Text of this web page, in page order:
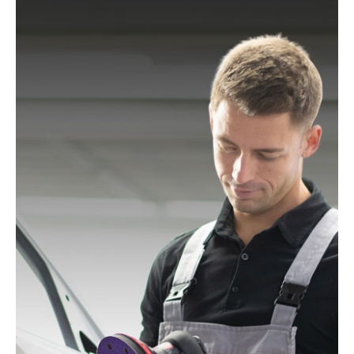
150/S EQ-E, LEX 150, LEX 3 150/3, RO 150, RO 150
E, RO 150 FEQ, RO 150 FEQ-Plus, RO 2 E-Plus, WTS